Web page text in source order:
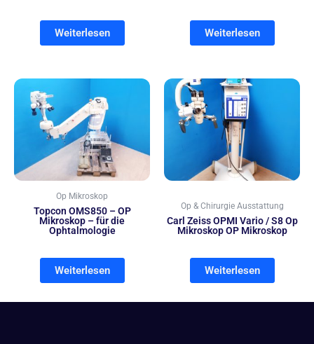
Weiterlesen Weiterlesen
Op Mikroskop
Topcon OMS850 – OP
Mikroskop – für die
Ophtalmologie
Weiterlesen
Op & Chirurgie Ausstattung
Carl Zeiss OPMI Vario / S8 Op
Mikroskop OP Mikroskop
Weiterlesen